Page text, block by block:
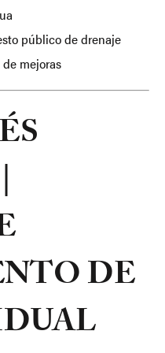
público de drenaje
mejoras
DE